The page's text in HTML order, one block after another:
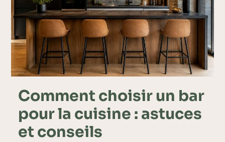
Comment choisir un bar
pour la cuisine : astuces
et conseils
la
cuisine
:
astuces
conseils